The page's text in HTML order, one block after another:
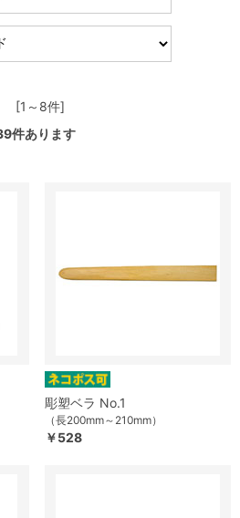
[1～8件]
件あります
彫塑ベラ No.1
（長200mm～210mm）
￥528